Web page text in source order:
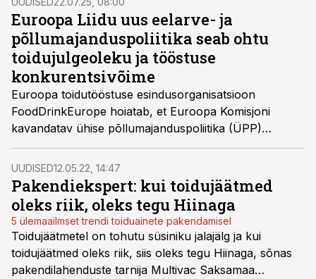
Euroopa Liidu uus eelarve- ja
põllumajanduspoliitika seab ohtu
toidujulgeoleku ja tööstuse
konkurentsivõime
Euroopa toidutööstuse esindusorganisatsioon
FoodDrinkEurope hoiatab, et Euroopa Komisjoni
kavandatav ühise põllumajanduspoliitika (ÜPP)
ümberkujundamine ja uue eelarveraamistiku ettepanek
ohustab Euroopa toidujulgeolekut, tööstuse
konkurentsivõimet ja rohepöörde elluviimist.
Toidutööstus kutsub üles looma sektoripõhist
tegevuskava ning säilitama ÜPP iseseisvust, et vältida
investeeringute hääbumist ning turumoonutusi.
UUDISED12.05.22, 14:47
Pakendiekspert: kui toidujäätmed
oleks riik, oleks tegu Hiinaga
5 ülemaailmset trendi toiduainete pakendamisel
Toidujäätmetel on tohutu süsiniku jalajälg ja kui
toidujäätmed oleks riik, siis oleks tegu Hiinaga, sõnas
pakendilahenduste tarnija Multivac Saksamaa